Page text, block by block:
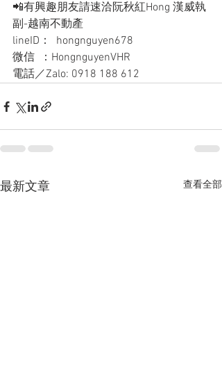
📲有興趣朋友請速洽阮秋紅Hong 漢威執
副-越南不動產
lineID：  hongnguyen678
微信  ：HongnguyenVHR
電話／Zalo: 0918 188 612
最新文章 查看全部